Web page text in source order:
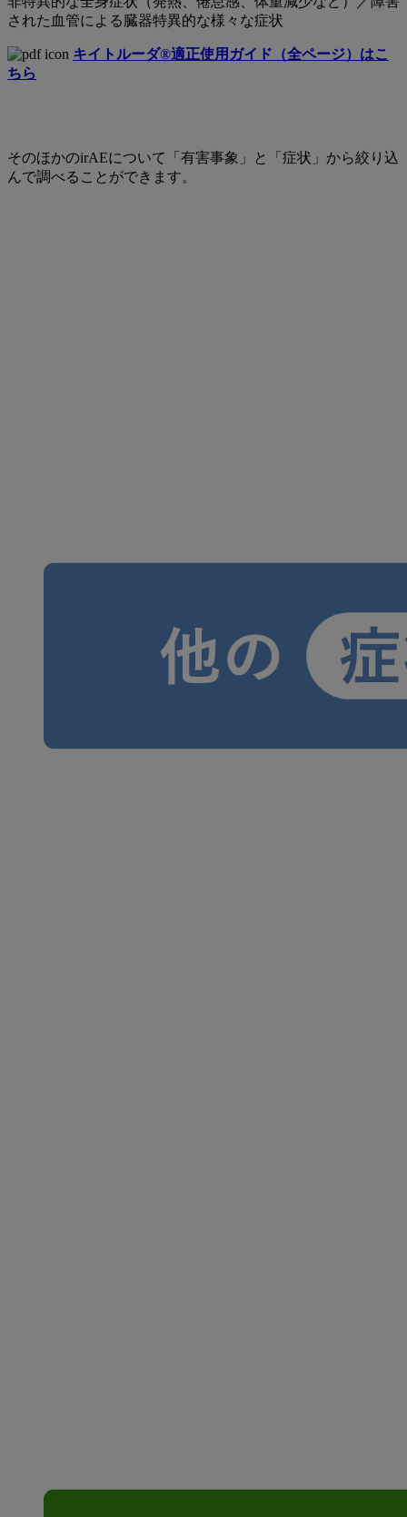
された血管による臓器特異的な様々な症状
キイトルーダ®適正使用ガイド（全ページ）はこ
ちら
そのほかのirAEについて「有害事象」と「症状」から絞り込
んで調べることができます。